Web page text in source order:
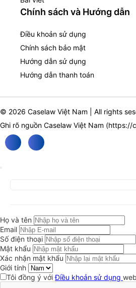
Chính sách và Hướng dẫn
Điều khoản sử dụng
Chính sách bảo mật
Hướng dẫn sử dụng
Hướng dẫn thanh toán
© 2026 Caselaw Việt Nam | All rights
Ghi rõ nguồn Caselaw Việt Nam (https://
Họ và tên
Email
Số điện thoại
Mật khẩu
Xác nhận mật khẩu
Giới tính
Tôi đồng ý vớiĐiều khoản sử dụng